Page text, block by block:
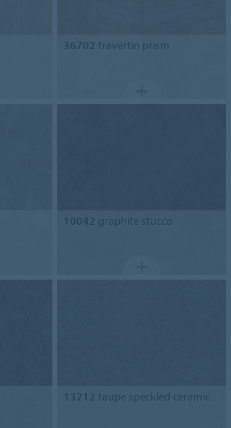
36702 travertin prism
10042 graphite stucco
13212 taupe speckled ceramic